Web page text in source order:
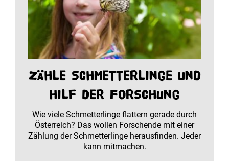
Zähle Schmetterlinge und
hilf der Forschung
Wie viele Schmetterlinge flattern gerade durch
Österreich? Das wollen Forschende mit einer
Zählung der Schmetterlinge herausfinden. Jeder
kann mitmachen.